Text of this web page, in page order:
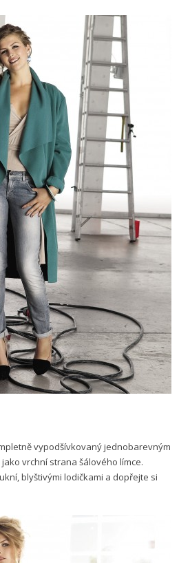
vypodšívkovaný jednobarevným
vrchní strana šálového límce.
blyštivými lodičkami a dopřejte si